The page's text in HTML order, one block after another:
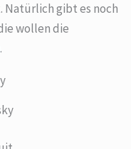
Natürlich gibt es noch
wollen die
.